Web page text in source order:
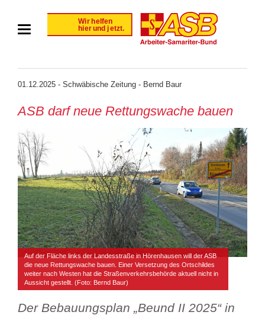
01.12.2025 - Schwäbische Zeitung - Bernd Baur
ASB darf neue Rettungswache bauen
Auf der Fläche links der Landesstraße in Hörenhausen will der ASB
die neue Rettungswache bauen. Einer Versetzung des Ortschildes
weiter nach Westen hat die Straßenverkehrsbehörde aktuell nicht in
Aussicht gestellt. (Foto: Bernd Baur)
Der Bebauungsplan „Beund II 2025“ in